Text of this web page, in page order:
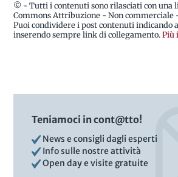
© - Tutti i contenuti sono rilasciati con una
Commons Attribuzione - Non commerciale
Puoi condividere i post contenuti indicando
inserendo sempre link di collegamento.Più
Teniamoci in cont@tto!
News e consigli dagli esperti
Info sulle nostre attività
Open day e visite gratuite